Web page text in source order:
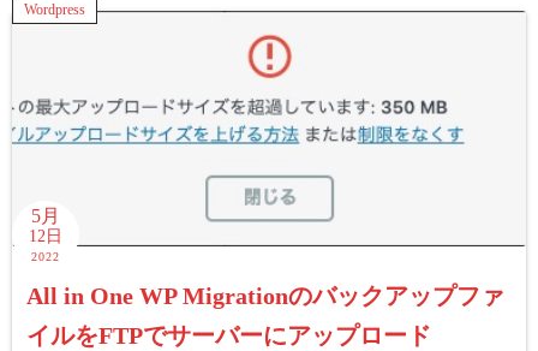
Wordpress
5月
12日
2022
All in One WP Migrationのバックアップファ
イルをFTPでサーバーにアップロード